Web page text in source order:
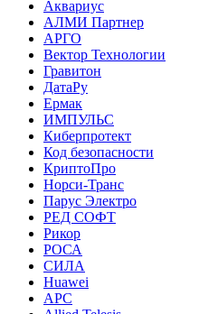
Аквариус
АЛМИ Партнер
АРГО
Вектор Технологии
Гравитон
ДатаРу
Ермак
ИМПУЛЬС
Киберпротект
Код безопасности
КриптоПро
Норси-Транс
Парус Электро
РЕД СОФТ
Рикор
РОСА
СИЛА
Huawei
APC